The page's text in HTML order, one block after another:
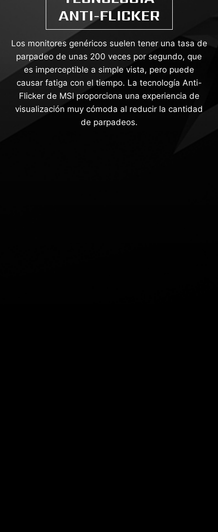
ANTI-FLICKER
Los monitores genéricos suelen tener una tasa de
parpadeo de unas 200 veces por segundo, que
es imperceptible a simple vista, pero puede
causar fatiga con el tiempo. La tecnología Anti-
Flicker de MSI proporciona una experiencia de
visualización muy cómoda al reducir la cantidad
de parpadeos.